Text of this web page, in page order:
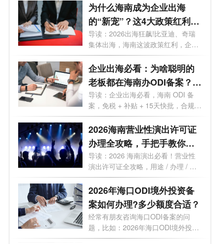
为什么海南成为企业出海
的“新宠”？这4大政策红利
90%老板不知道
导读：2026出海狂飙!比亚迪、奇瑞
集体出海，海南这波政策红利，企业
老板再...
企业出海必看：为啥聪明的
老板都在海南办ODI备案？这
5大红利太香
导读：企业出海必看，海南 ODI 备
案，免税 + 补贴 + 15天快批，合规出
海一步...
2026海南营业性演出许可证
办理全攻略，手把手教你避
开90%的坑！
导读：2026 海南演出必看！营业性
演出许可证全攻略，用途 / 办理 / 地
点 / 流...
2026年海口ODI境外投资备
案如何办理?多少额度合适？
经常有朋友咨询海口ODI备案的问
题，比如：2026年海口ODI境外投资
备案如何办...